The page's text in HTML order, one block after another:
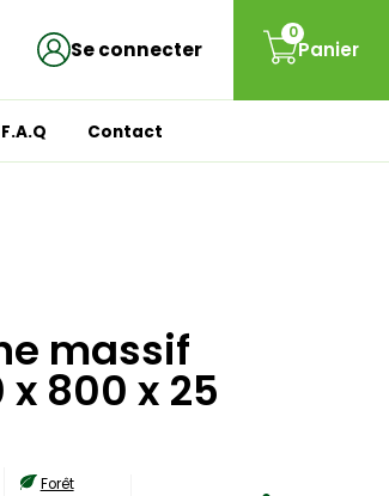
Se connecter
0
Panier
F.A.Q Contact
massif
800 x 25
Forêt